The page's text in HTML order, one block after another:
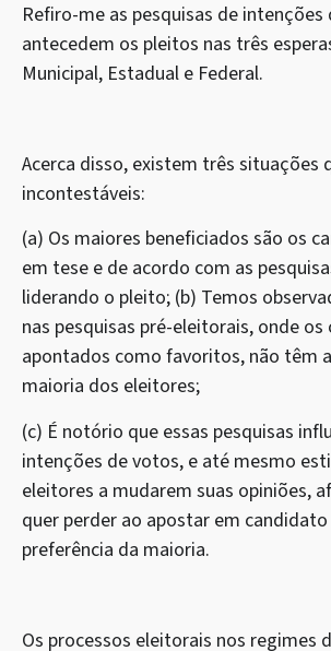
Refiro-me as pesquisas de
antecedem os pleitos nas três
Municipal, Estadual e Federal.
Acerca disso, existem três situações
incontestáveis:
(a) Os maiores beneficiados são os
em tese e de acordo com as
liderando o pleito; (b) Temos
nas pesquisas pré-eleitorais, onde
apontados como favoritos, não têm
maioria dos eleitores;
(c) É notório que essas pesquisas
intenções de votos, e até mesmo
eleitores a mudarem suas opiniões,
quer perder ao apostar em
preferência da maioria.
Os processos eleitorais nos regimes